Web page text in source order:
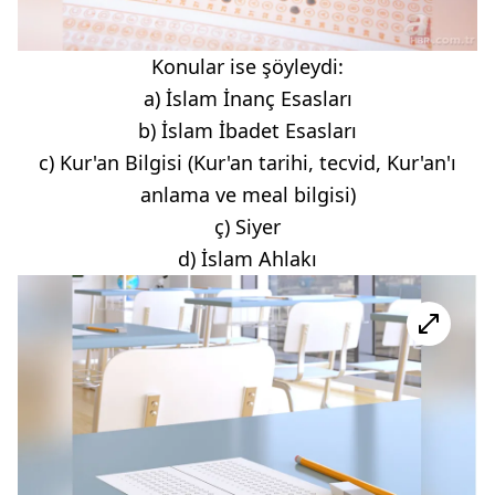
Konular ise şöyleydi:
a) İslam İnanç Esasları
b) İslam İbadet Esasları
c) Kur'an Bilgisi (Kur'an tarihi, tecvid, Kur'an'ı
anlama ve meal bilgisi)
ç) Siyer
d) İslam Ahlakı